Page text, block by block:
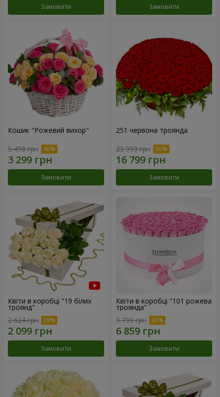
Замовити Замовити
Кошик "Рожевий вихор"
5 498 грн
Замовити
251 червона троянда
23 999 грн
Замовити
Квіти в коробці "19 білих
троянд"
2 624 грн
Замовити
Квіти в коробці "101 рожева
троянда"
9 799 грн
Замовити